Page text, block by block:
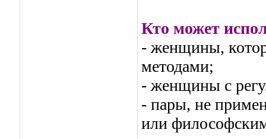
Кто может
- женщины,
методами;
- женщины с
- пары, не
или